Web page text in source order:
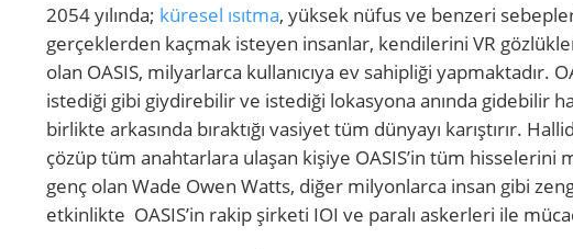
2054 yılında; küresel ısıtma, yüksek nüfus ve benzeri
gerçeklerden kaçmak isteyen insanlar, kendilerini VR
olan OASIS, milyarlarca kullanıcıya ev sahipliği yapmaktadır.
istediği gibi giydirebilir ve istediği lokasyona anında gidebilir
birlikte arkasında bıraktığı vasiyet tüm dünyayı karıştırır.
çözüp tüm anahtarlara ulaşan kişiye OASIS’in tüm hisselerini
genç olan Wade Owen Watts, diğer milyonlarca insan gibi
etkinlikte OASIS’in rakip şirketi IOI ve paralı askerleri ile